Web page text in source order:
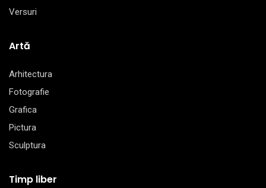
Versuri
Artă
Arhitectura
Fotografie
Grafica
Pictura
Sculptura
Timp liber